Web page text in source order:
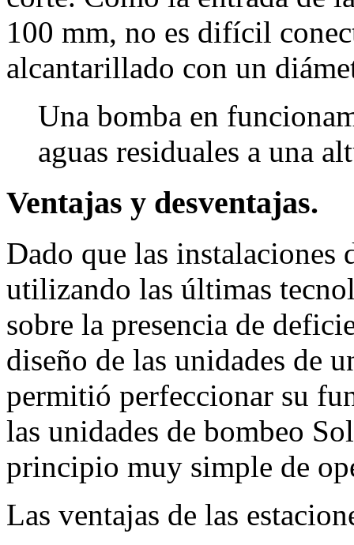
100 mm, no es difícil
alcantarillado con un
Una bomba en
aguas residuales a una
Ventajas y desventajas.
Dado que las instalaciones
utilizando las últimas
sobre la presencia de
diseño de las unidades de
permitió perfeccionar su
las unidades de bombeo
principio muy simple de
Las ventajas de las